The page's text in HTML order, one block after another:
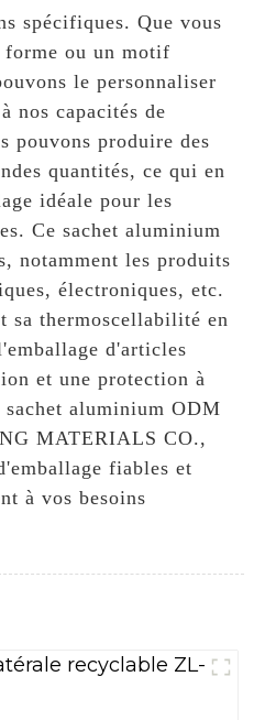
spécifiques. Que vous
ou un motif
le personnaliser
nos capacités de
pouvons produire des
quantités, ce qui en
idéale pour les
Ce sachet aluminium
notamment les produits
électroniques, etc.
sa thermoscellabilité en
d'articles
et une protection à
aluminium ODM
MATERIALS CO.,
fiables et
à vos besoins